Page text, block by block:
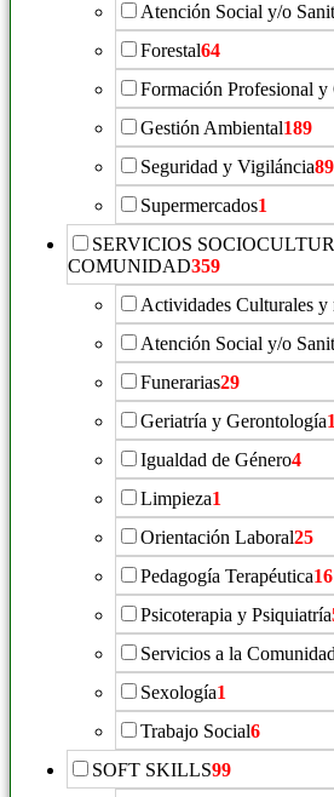
Atención Social y/o
Forestal64
Formación Profesional
Gestión Ambiental189
Seguridad y Vigiláncia89
Supermercados1
SERVICIOS
COMUNIDAD359
Actividades Culturales y
Atención Social y/o
Funerarias29
Geriatría y Gerontología
Igualdad de Género4
Limpieza1
Orientación Laboral25
Pedagogía Terapéutica16
Psicoterapia y Psiquiatría
Servicios a la
Sexología1
Trabajo Social6
SOFT SKILLS99